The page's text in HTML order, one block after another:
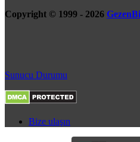
Copyright © 1999 - 2026
Sunucu Durumu
Bize ulaşın